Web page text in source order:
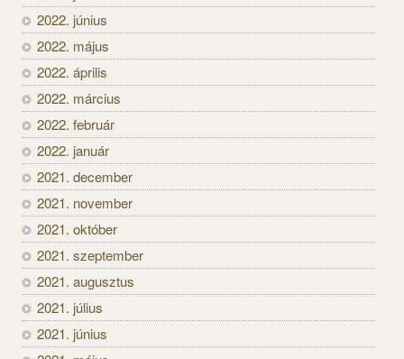
2022. június
2022. május
2022. április
2022. március
2022. február
2022. január
2021. december
2021. november
2021. október
2021. szeptember
2021. augusztus
2021. július
2021. június